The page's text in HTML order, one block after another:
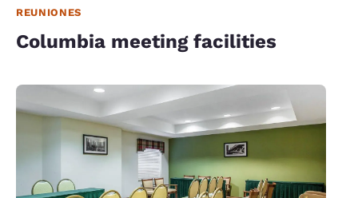
REUNIONES
Columbia meeting facilities